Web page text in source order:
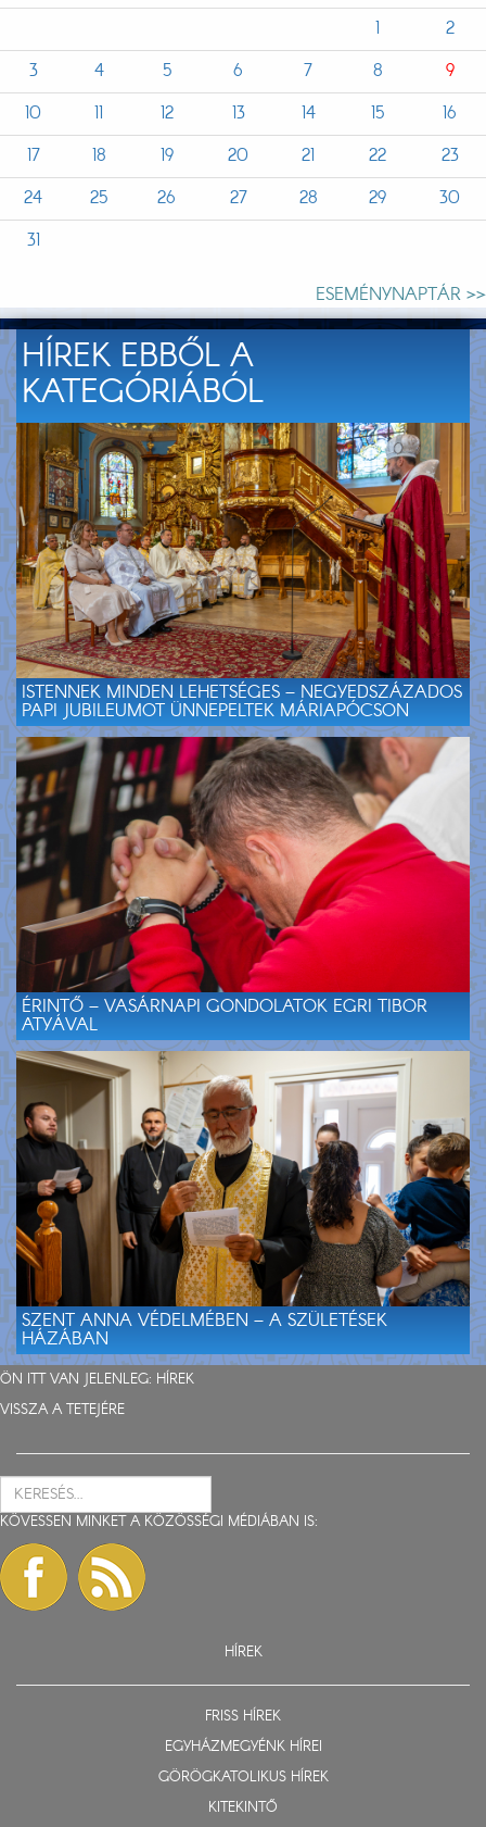
1
2
3
4 5 6 7 8
9
10
11 12 13 14 15
16
17
18 19 20 21 22
23
24
25 26 27 28 29
30
31
ESEMÉNYNAPTÁR >>
HÍREK EBBŐL A
KATEGÓRIÁBÓL
ISTENNEK MINDEN LEHETSÉGES – NEGYEDSZÁZADOS
PAPI JUBILEUMOT ÜNNEPELTEK MÁRIAPÓCSON
ÉRINTŐ – VASÁRNAPI GONDOLATOK EGRI TIBOR
ATYÁVAL
SZENT ANNA VÉDELMÉBEN – A SZÜLETÉSEK
HÁZÁBAN
ÖN ITT VAN JELENLEG: HÍREK
VISSZA A TETEJÉRE
KÖVESSEN MINKET A KÖZÖSSÉGI MÉDIÁBAN IS:
HÍREK
FRISS HÍREK
EGYHÁZMEGYÉNK HÍREI
GÖRÖGKATOLIKUS HÍREK
KITEKINTŐ